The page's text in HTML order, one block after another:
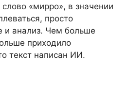
слово «мирро», в значении
просто
и анализ. Чем больше
приходило
текст написан ИИ.